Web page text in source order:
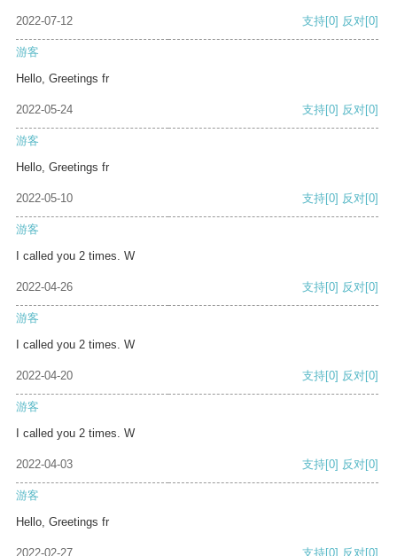
2022-07-12 支持[0] 反对[0]
游客
Hello, Greetings fr
2022-05-24 支持[0] 反对[0]
游客
Hello, Greetings fr
2022-05-10 支持[0] 反对[0]
游客
I called you 2 times. W
2022-04-26 支持[0] 反对[0]
游客
I called you 2 times. W
2022-04-20 支持[0] 反对[0]
游客
I called you 2 times. W
2022-04-03 支持[0] 反对[0]
游客
Hello, Greetings fr
2022-02-27 支持[0] 反对[0]